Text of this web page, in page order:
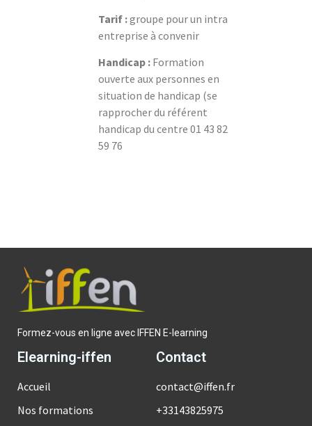
Tarif :groupe pour un intra
entreprise à convenir
Handicap : Formation
ouverte aux personnes en
situation de handicap (se
rapprocher du référent
handicap du centre 01 43 82
59 76
Formez-vous en ligne avec IFFEN E-learning
Elearning-iffen
Accueil
Nos formations
Contact
contact@iffen.fr
+33143825975